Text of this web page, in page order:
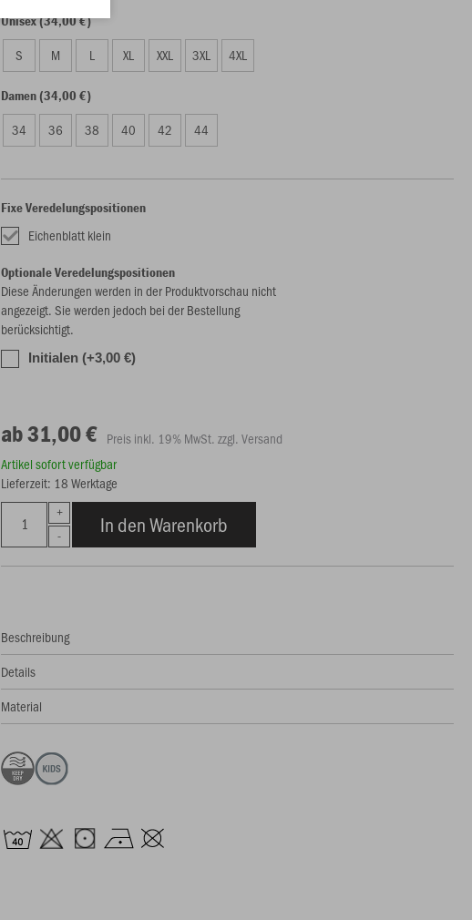
Unisex (34,00 €)
S M L XL XXL 3XL 4XL
Damen (34,00 €)
34 36 38 40 42 44
Fixe Veredelungspositionen
Eichenblatt klein
Optionale Veredelungspositionen
Diese Änderungen werden in der Produktvorschau nicht
angezeigt. Sie werden jedoch bei der Bestellung
berücksichtigt.
Initialen (+3,00 €)
ab 31,00 € Preis inkl. 19% MwSt. zzgl. Versand
Artikel sofort verfügbar
Lieferzeit: 18 Werktage
In den Warenkorb
Beschreibung
Details
Material